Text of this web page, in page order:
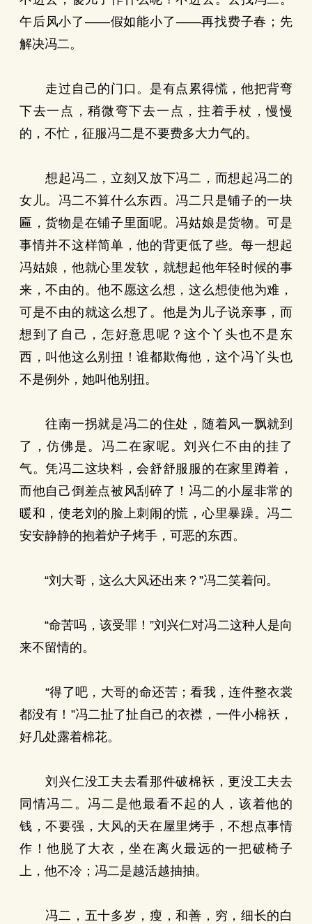
午后风小了——假如能小了——再找费子春；先
解决冯二。
走过自己的门口。是有点累得慌，他把背弯
下去一点，稍微弯下去一点，拄着手杖，慢慢
的，不忙，征服冯二是不要费多大力气的。
想起冯二，立刻又放下冯二，而想起冯二的
女儿。冯二不算什么东西。冯二只是铺子的一块
匾，货物是在铺子里面呢。冯姑娘是货物。可是
事情并不这样简单，他的背更低了些。每一想起
冯姑娘，他就心里发软，就想起他年轻时候的事
来，不由的。他不愿这么想，这么想使他为难，
可是不由的就这么想了。他是为儿子说亲事，而
想到了自己，怎好意思呢？这个丫头也不是东
西，叫他这么别扭！谁都欺侮他，这个冯丫头也
不是例外，她叫他别扭。
往南一拐就是冯二的住处，随着风一飘就到
了，仿佛是。冯二在家呢。刘兴仁不由的挂了
气。凭冯二这块料，会舒舒服服的在家里蹲着，
而他自己倒差点被风刮碎了！冯二的小屋非常的
暖和，使老刘的脸上刺闹的慌，心里暴躁。冯二
安安静静的抱着炉子烤手，可恶的东西。
“刘大哥，这么大风还出来？”冯二笑着问。
“命苦吗，该受罪！”刘兴仁对冯二这种人是向
来不留情的。
“得了吧，大哥的命还苦；看我，连件整衣裳
都没有！”冯二扯了扯自己的衣襟，一件小棉袄，
好几处露着棉花。
刘兴仁没工夫去看那件破棉袄，更没工夫去
同情冯二。冯二是他最看不起的人，该着他的
钱，不要强，大风的天在屋里烤手，不想点事情
作！他脱了大衣，坐在离火最远的一把破椅子
上，他不冷；冯二是越活越抽抽。
冯二，五十多岁，瘦，和善，穷，细长的白